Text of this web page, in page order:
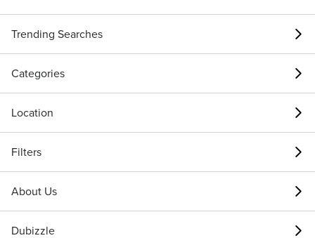
Trending Searches
Categories
Location
Filters
About Us
Dubizzle